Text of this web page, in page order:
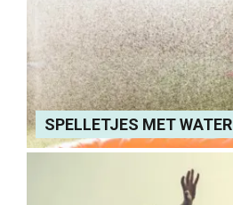
SPELLETJES MET WATER